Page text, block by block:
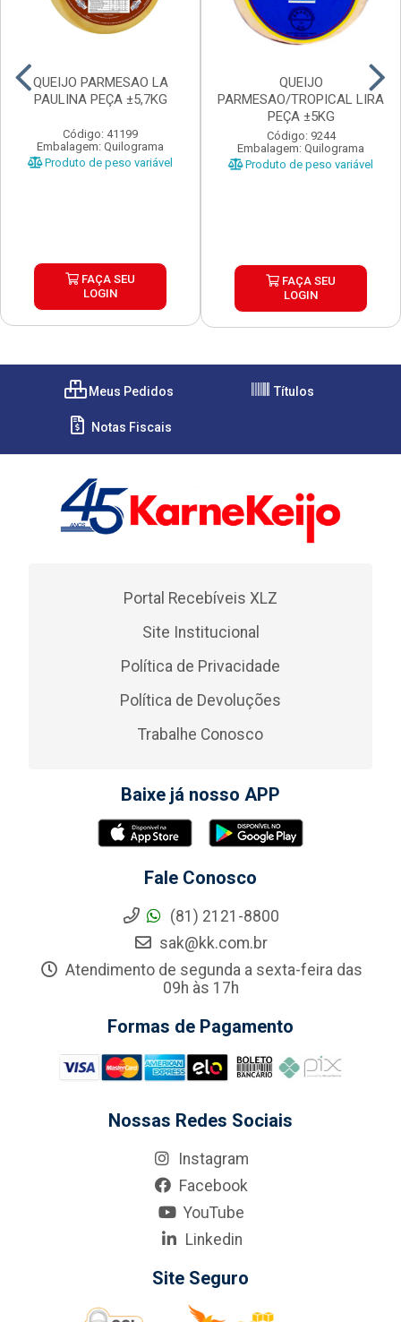
QUEIJO PARMESAO LA
PAULINA PEÇA ±5,7KG
Código: 41199
Embalagem: Quilograma
Produto de peso variável
FAÇA SEU
LOGIN
QUEIJO
PARMESAO/TROPICAL LIRA
PEÇA ±5KG
Código: 9244
Embalagem: Quilograma
Produto de peso variável
FAÇA SEU
LOGIN
Meus Pedidos Títulos
Notas Fiscais
Portal Recebíveis XLZ
Site Institucional
Política de Privacidade
Política de Devoluções
Trabalhe Conosco
Baixe já nosso APP
Fale Conosco
(81) 2121-8800
sak@kk.com.br
Atendimento de segunda a sexta-feira das
09h às 17h
Formas de Pagamento
Nossas Redes Sociais
Instagram
Facebook
YouTube
Linkedin
Site Seguro